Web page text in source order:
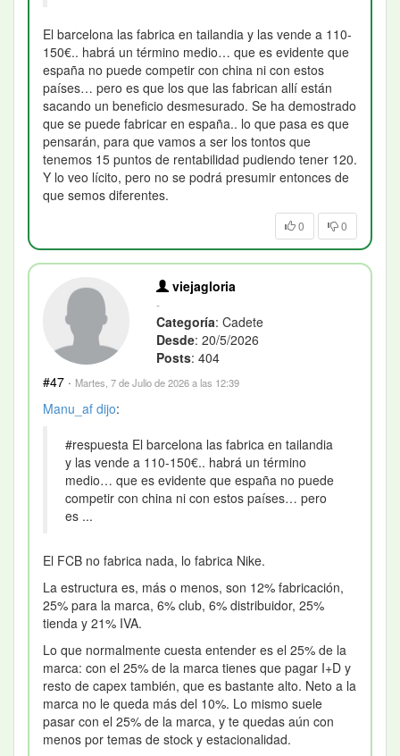
El barcelona las fabrica en tailandia y las vende a 110-
150€.. habrá un término medio… que es evidente que
españa no puede competir con china ni con estos
países… pero es que los que las fabrican allí están
sacando un beneficio desmesurado. Se ha demostrado
que se puede fabricar en españa.. lo que pasa es que
pensarán, para que vamos a ser los tontos que
tenemos 15 puntos de rentabilidad pudiendo tener 120.
Y lo veo lícito, pero no se podrá presumir entonces de
que semos diferentes.
0 0
viejagloria
-
Categoría: Cadete
Desde: 20/5/2026
Posts: 404
#47 · Martes, 7 de Julio de 2026 a las 12:39
Manu_af dijo:
#respuesta El barcelona las fabrica en tailandia
y las vende a 110-150€.. habrá un término
medio… que es evidente que españa no puede
competir con china ni con estos países… pero
es ...
El FCB no fabrica nada, lo fabrica Nike.
La estructura es, más o menos, son 12% fabricación,
25% para la marca, 6% club, 6% distribuidor, 25%
tienda y 21% IVA.
Lo que normalmente cuesta entender es el 25% de la
marca: con el 25% de la marca tienes que pagar I+D y
resto de capex también, que es bastante alto. Neto a la
marca no le queda más del 10%. Lo mismo suele
pasar con el 25% de la marca, y te quedas aún con
menos por temas de stock y estacionalidad.